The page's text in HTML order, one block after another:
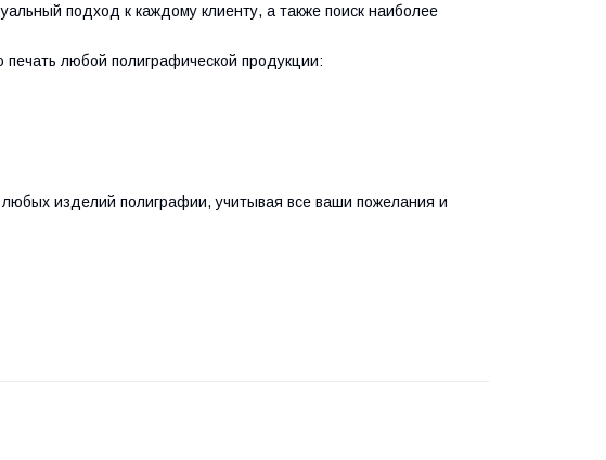
подход к каждому клиенту, а также поиск наиболее
любой полиграфической продукции:
изделий полиграфии, учитывая все ваши пожелания и